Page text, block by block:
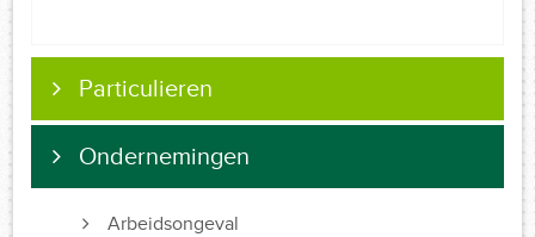
Particulieren
Ondernemingen
Arbeidsongeval